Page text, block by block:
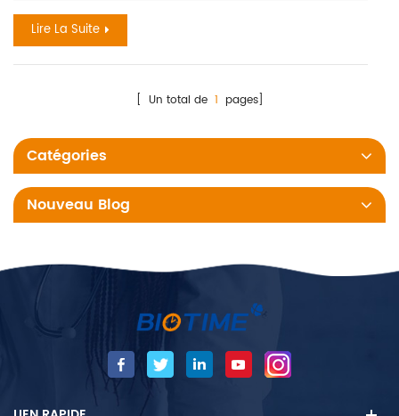
Lire La Suite
[ Un total de 1 pages]
Catégories
Nouveau Blog